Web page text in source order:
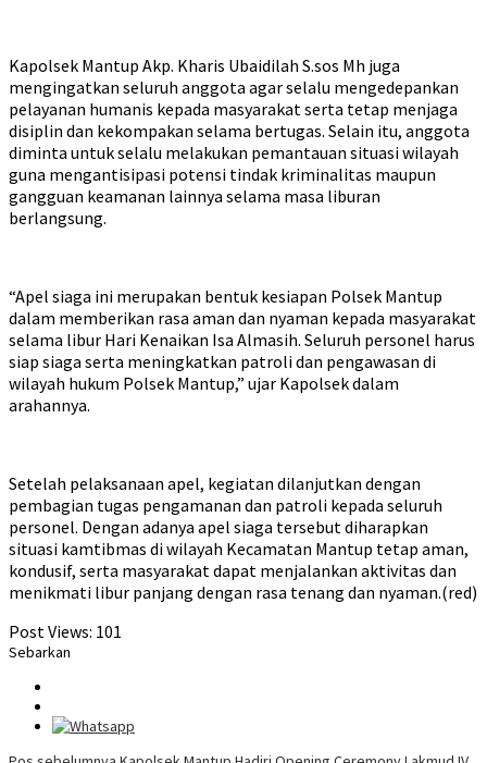
Kapolsek Mantup Akp. Kharis Ubaidilah S.sos Mh juga
mengingatkan seluruh anggota agar selalu mengedepankan
pelayanan humanis kepada masyarakat serta tetap menjaga
disiplin dan kekompakan selama bertugas. Selain itu, anggota
diminta untuk selalu melakukan pemantauan situasi wilayah
guna mengantisipasi potensi tindak kriminalitas maupun
gangguan keamanan lainnya selama masa liburan
berlangsung.
“Apel siaga ini merupakan bentuk kesiapan Polsek Mantup
dalam memberikan rasa aman dan nyaman kepada masyarakat
selama libur Hari Kenaikan Isa Almasih. Seluruh personel harus
siap siaga serta meningkatkan patroli dan pengawasan di
wilayah hukum Polsek Mantup,” ujar Kapolsek dalam
arahannya.
Setelah pelaksanaan apel, kegiatan dilanjutkan dengan
pembagian tugas pengamanan dan patroli kepada seluruh
personel. Dengan adanya apel siaga tersebut diharapkan
situasi kamtibmas di wilayah Kecamatan Mantup tetap aman,
kondusif, serta masyarakat dapat menjalankan aktivitas dan
menikmati libur panjang dengan rasa tenang dan nyaman.(red)
Post Views: 101
Sebarkan